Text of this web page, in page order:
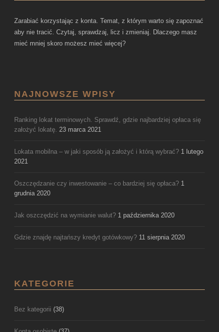
Zarabiać korzystając z konta. Temat, z którym warto się zapoznać
aby nie tracić. Czytaj, sprawdzaj, licz i zmieniaj. Dlaczego masz
mieć mniej skoro możesz mieć więcej?
NAJNOWSZE WPISY
Ranking lokat terminowych. Sprawdź, gdzie najbardziej opłaca się
założyć lokatę. 23 marca 2021
Lokata mobilna – w jaki sposób ją założyć i którą wybrać? 1 lutego
2021
Oszczędzanie czy inwestowanie – co bardziej się opłaca? 1
grudnia 2020
Jak oszczędzić na wymianie walut? 1 października 2020
Gdzie znajdę najtańszy kredyt gotówkowy? 11 sierpnia 2020
KATEGORIE
Bez kategorii (38)